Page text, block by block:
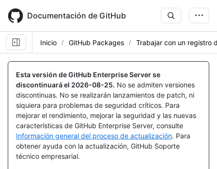
main
content
Documentación de GitHub
Inicio GitHub Packages Trabajar con un registro
Esta versión de GitHub Enterprise Server se
discontinuará el 2026-08-25. No se admiten versiones
discontinuas. No se realizarán lanzamientos de patch, ni
siquiera para problemas de seguridad críticos. Para
mejorar el rendimiento, mejorar la seguridad y las nuevas
características de GitHub Enterprise Server, consulte
Información general del proceso de actualización. Para
obtener ayuda con la actualización, GitHub Soporte
técnico empresarial.